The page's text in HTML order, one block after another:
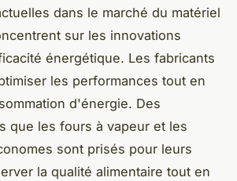
dans le marché du matériel
sur les innovations
énergétique. Les fabricants
les performances tout en
d'énergie. Des
que les fours à vapeur et les
sont prisés pour leurs
la qualité alimentaire tout en